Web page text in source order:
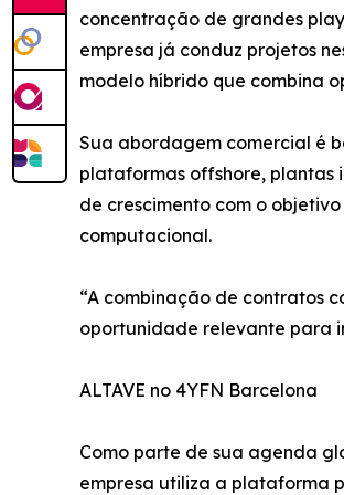
concentração de grandes
empresa já conduz projetos
modelo híbrido que combina
Sua abordagem comercial é
plataformas offshore, plantas
de crescimento com o
computacional.
“A combinação de contratos
oportunidade relevante para
ALTAVE no 4YFN Barcelona
Como parte de sua agenda
empresa utiliza a plataforma